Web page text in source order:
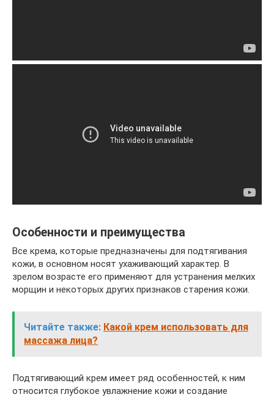
Особенности и преимущества
Все крема, которые предназначены для подтягивания
кожи, в основном носят ухаживающий характер. В
зрелом возрасте его применяют для устранения мелких
морщин и некоторых других признаков старения кожи.
Читайте также: Какой крем использовать для
массажа лица?
Подтягивающий крем имеет ряд особенностей, к ним
относится глубокое увлажнение кожи и создание